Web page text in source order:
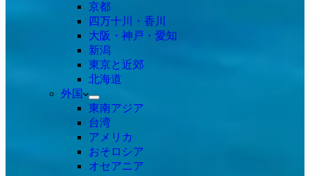
京都
四万十川・香川
大阪・神戸・愛知
新潟
東京と近郊
北海道
外国
東南アジア
台湾
アメリカ
おそロシア
オセアニア